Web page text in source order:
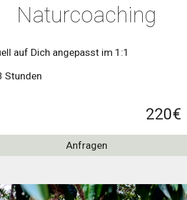
Naturcoaching
auf Dich angepasst im 1:1
Stunden
220€
Anfragen